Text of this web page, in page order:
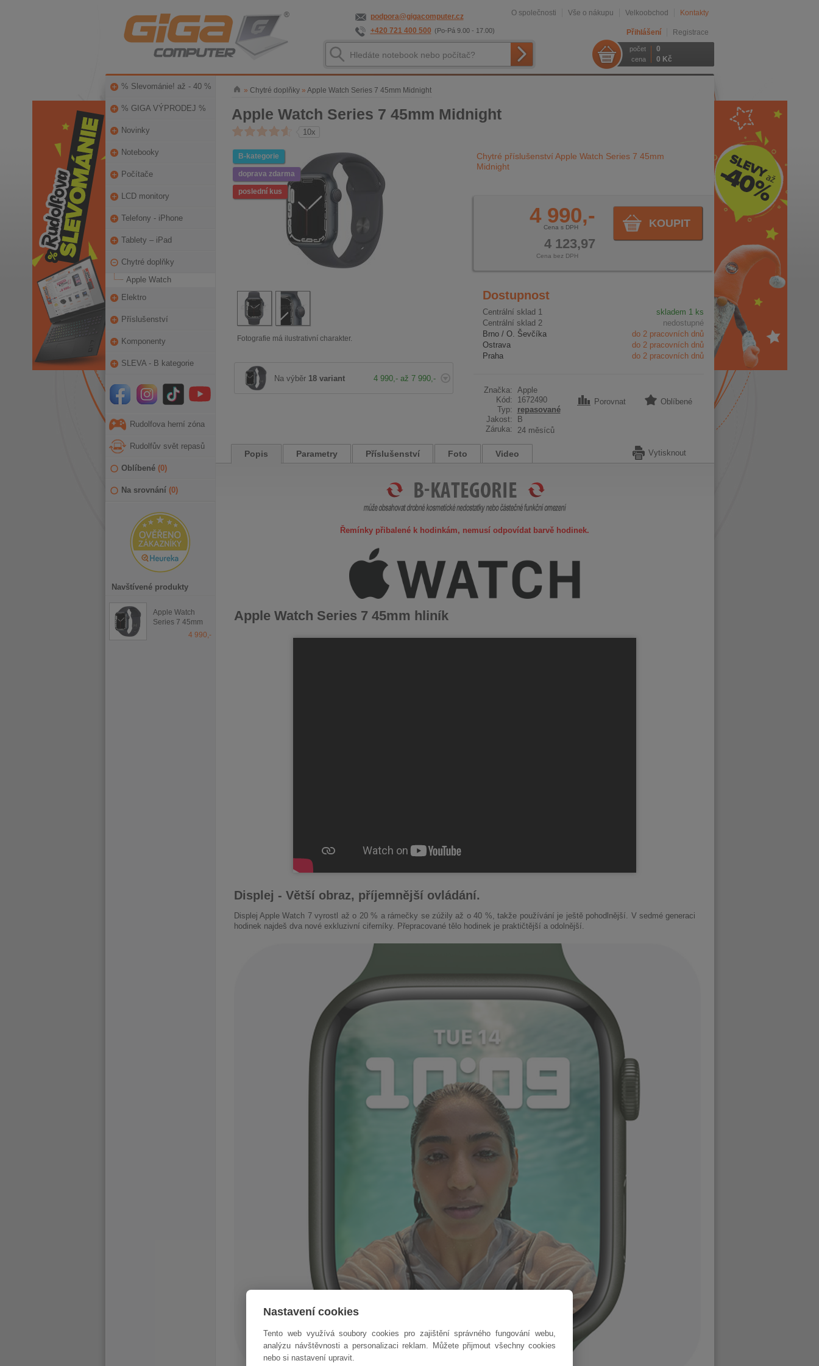
Nastavení cookies
Tento web využívá soubory cookies pro zajištění správného fungování webu,
analýzu návštěvnosti a personalizaci reklam. Můžete přijmout všechny cookies
nebo si nastavení upravit.
podpora@gigacomputer.cz
+420 721 400 500 (Po-Pá 9.00 - 17.00)
O společnosti Vše o nákupu Velkoobchod Kontakty
Přihlášení Registrace
počet 0
cena 0 Kč
% Slevománie! až - 40 %
% GIGA VÝPRODEJ %
Novinky
Notebooky
Počítače
LCD monitory
Telefony - iPhone
Tablety – iPad
Chytré doplňky
Apple Watch
Elektro
Příslušenství
Komponenty
SLEVA - B kategorie
Rudolfova herní zóna
Rudolfův svět repasů
Oblíbené (0)
Na srovnání (0)
Navštívené produkty
Apple Watch
Series 7 45mm
4 990,-
» Chytré doplňky» Apple Watch Series 7 45mm Midnight
Apple Watch Series 7 45mm Midnight
10x
Chytré příslušenství Apple Watch Series 7 45mm
Midnight
KOUPIT
4 990,-
Cena s DPH
4 123,97
Cena bez DPH
Dostupnost
Centrální sklad 1
skladem 1 ks
Centrální sklad 2
nedostupné
Brno / O. Ševčíka
do 2 pracovních dnů
Ostrava
do 2 pracovních dnů
Praha
do 2 pracovních dnů
Značka: Apple
Kód:
1672490
Typ:
repasované
Jakost:
B
Záruka:
24 měsíců
Porovnat Oblíbené
B-kategorie
doprava zdarma
poslední kus
Fotografie má ilustrativní charakter.
Na výběr 18 variant 4 990,- až 7 990,-
Popis Parametry Příslušenství Foto Video Vytisknout
Řemínky přibalené k hodinkám, nemusí odpovídat barvě hodinek.
Apple Watch Series 7 45mm hliník
Displej - Větší obraz, příjemnější ovládání.
Displej Apple Watch 7 vyrostl až o 20 % a rámečky se zúžily až o 40 %, takže používání je ještě pohodlnější. V sedmé generaci
hodinek najdeš dva nové exkluzivní ciferníky. Přepracované tělo hodinek je praktičtější a odolnější.